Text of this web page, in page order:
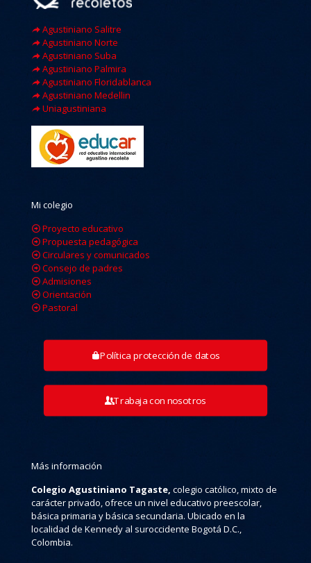
Agustiniano Salitre
Agustiniano Norte
Agustiniano Suba
Agustiniano Palmira
Agustiniano Floridablanca
Agustiniano Medellin
Uniagustiniana
Mi colegio
Proyecto educativo
Propuesta pedagógica
Circulares y comunicados
Consejo de padres
Admisiones
Orientación
Pastoral
Política protección de datos
Trabaja con nosotros
Más información
Colegio Agustiniano Tagaste, colegio católico, mixto de
carácter privado, ofrece un nivel educativo preescolar,
básica primaria y básica secundaria. Ubicado en la
localidad de Kennedy al suroccidente Bogotá D.C.,
Colombia.